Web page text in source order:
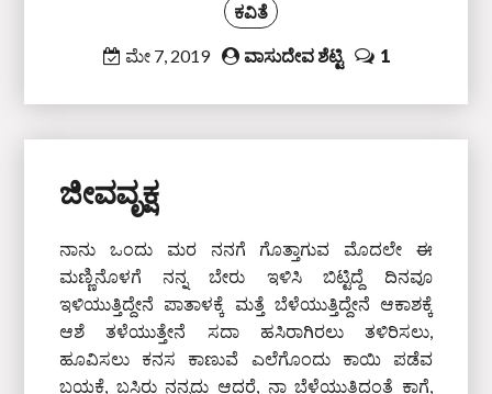
ಕವಿತೆ
ಮೇ 7, 2019 ವಾಸುದೇವ ಶೆಟ್ಟಿ 1
ಜೀವವೃಕ್ಷ
ನಾನು ಒಂದು ಮರ ನನಗೆ ಗೊತ್ತಾಗುವ ಮೊದಲೇ ಈ
ಮಣ್ಣಿನೊಳಗೆ ನನ್ನ ಬೇರು ಇಳಿಸಿ ಬಿಟ್ಟಿದ್ದೆ ದಿನವೂ
ಇಳಿಯುತ್ತಿದ್ದೇನೆ ಪಾತಾಳಕ್ಕೆ ಮತ್ತೆ ಬೆಳೆಯುತ್ತಿದ್ದೇನೆ ಆಕಾಶಕ್ಕೆ
ಆಶೆ ತಳೆಯುತ್ತೇನೆ ಸದಾ ಹಸಿರಾಗಿರಲು ತಳಿರಿಸಲು,
ಹೂವಿಸಲು ಕನಸ ಕಾಣುವೆ ಎಲೆಗೊಂದು ಕಾಯಿ ಪಡೆವ
ಬಯಕೆ, ಬಸಿರು ನನ್ನದು ಆದರೆ, ನಾ ಬೆಳೆಯುತ್ತಿದ್ದಂತೆ ಕಾಗೆ,